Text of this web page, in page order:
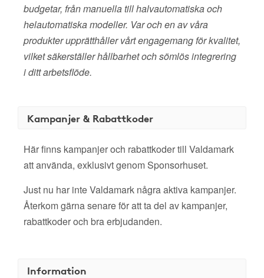
budgetar, från manuella till halvautomatiska och
helautomatiska modeller. Var och en av våra
produkter upprätthåller vårt engagemang för kvalitet,
vilket säkerställer hållbarhet och sömlös integrering
i ditt arbetsflöde.
Kampanjer & Rabattkoder
Här finns kampanjer och rabattkoder till Valdamark
att använda, exklusivt genom Sponsorhuset.
Just nu har inte Valdamark några aktiva kampanjer.
Återkom gärna senare för att ta del av kampanjer,
rabattkoder och bra erbjudanden.
Information